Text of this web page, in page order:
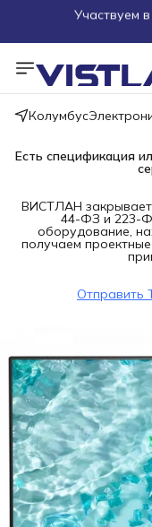
Пришлите
Более 100 000
Колумбус
Есть спецификация
ВИСТЛАН закрывает
44-ФЗ и 223-
оборудование,
получаем
Отправить